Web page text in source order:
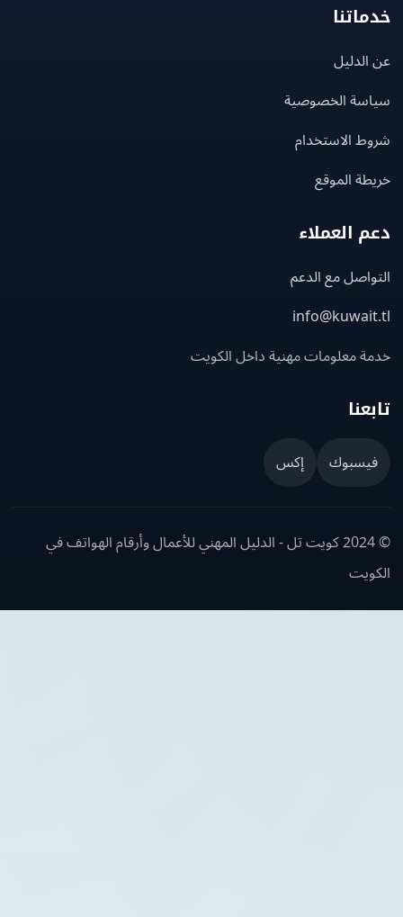
الخصوصية
الاستخدام
الموقع
العملاء
مع الدعم
معلومات مهنية داخل الكويت
إكس
© 2024 كويت تل - الدليل المهني للأعمال وأرقام الهواتف في